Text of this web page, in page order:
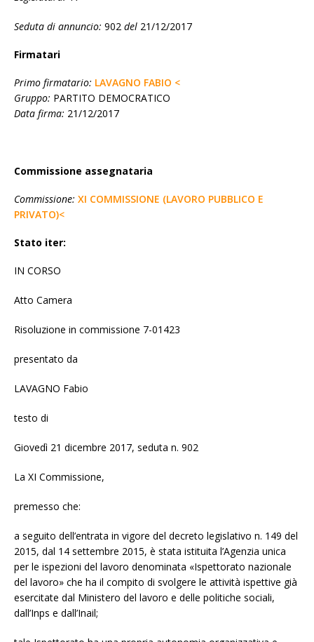
Seduta di annuncio: 902 del 21/12/2017
Firmatari
Primo firmatario: LAVAGNO FABIO <
Gruppo: PARTITO DEMOCRATICO
Data firma: 21/12/2017
Commissione assegnataria
Commissione: XI COMMISSIONE (LAVORO PUBBLICO E
PRIVATO)<
Stato iter:
IN CORSO
Atto Camera
Risoluzione in commissione 7-01423
presentato da
LAVAGNO Fabio
testo di
Giovedì 21 dicembre 2017, seduta n. 902
La XI Commissione,
premesso che:
a seguito dell’entrata in vigore del decreto legislativo n. 149 del
2015, dal 14 settembre 2015, è stata istituita l’Agenzia unica
per le ispezioni del lavoro denominata «Ispettorato nazionale
del lavoro» che ha il compito di svolgere le attività ispettive già
esercitate dal Ministero del lavoro e delle politiche sociali,
dall’Inps e dall’Inail;